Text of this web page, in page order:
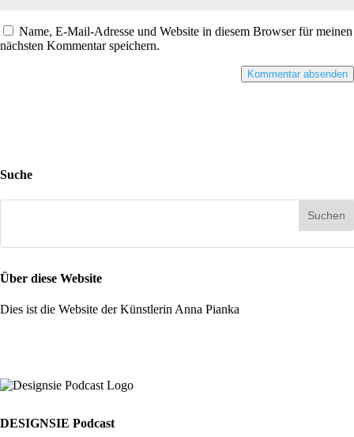
Name, E-Mail-Adresse und Website in diesem Browser für meinen
nächsten Kommentar speichern.
Suche
Über diese Website
Dies ist die Website der Künstlerin Anna Pianka
DESIGNSIE Podcast